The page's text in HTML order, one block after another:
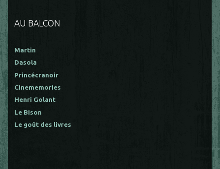
AU BALCON
Martin
Dasola
Princécranoir
Cinememories
Henri Golant
Le Bison
Le goût des livres